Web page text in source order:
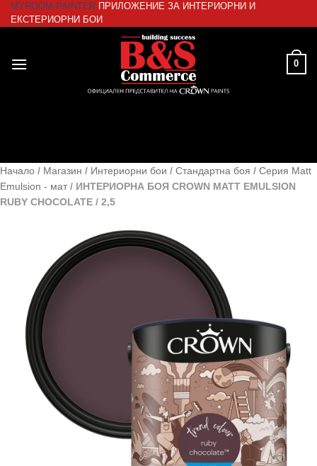
Skip
to
MYROOM-PAINTER ПРИЛОЖЕНИЕ ЗА ИНТЕРИОРНИ И
ЕКСТЕРИОРНИ БОИ
0
Начало / Магазин / Интериорни бои / Стандартна боя / Серия Matt
Emulsion - мат / ИНТЕРИОРНА БОЯ CROWN MATT EMULSION
RUBY CHOCOLATE / 2,5